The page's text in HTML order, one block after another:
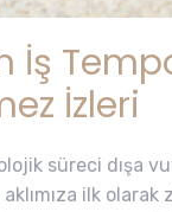
İş
İzleri
süreci dışa
ilk